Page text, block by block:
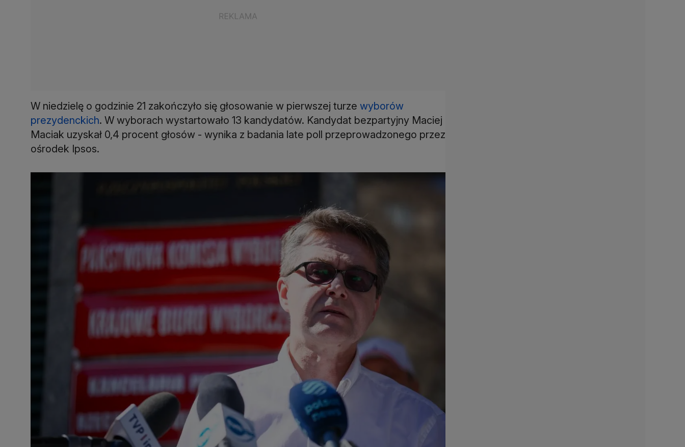
W niedzielę o godzinie 21 zakończyło się głosowanie w pierwszej turze wyborów
prezydenckich. W wyborach wystartowało 13 kandydatów. Kandydat bezpartyjny Maciej
Maciak uzyskał 0,4 procent głosów - wynika z badania late poll przeprowadzonego przez
ośrodek Ipsos.